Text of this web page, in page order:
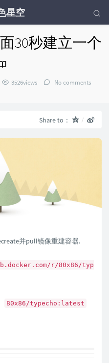
星空
30秒建立一个
3526views
No comments
Share to：
并pull镜像重建容器.
r/80x86/typ
80x86/typecho:latest